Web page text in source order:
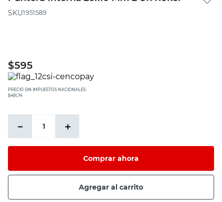
:1951589
$595
PRECIO SIN IMPUESTOS NACIONALES:
$491,74
＋
－
Comprar ahora
Agregar al carrito